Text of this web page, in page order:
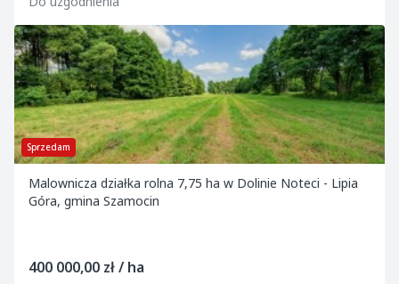
Sprzedam
Malownicza działka rolna 7,75 ha w Dolinie Noteci - Lipia
Góra, gmina Szamocin
400 000,00 zł / ha